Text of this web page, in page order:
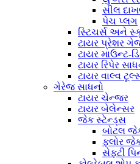
સીલ
પેચ પ્લગ
સ્ટિચર્સ અને
ટાયર પ્રેશર
ટાયર માઉન્ટ-
ટાયર રિપેર
ટાયર વાલ્વ
ગેરેજ સાધનો
ટાયર ચેન્જર
ટાયર બેલેન્સર
જેક સ્ટેન્ડ્સ
બોટલ
ફ્લોર
સેફ્ટી